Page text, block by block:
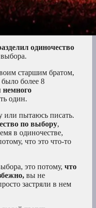
одиночество
старшим братом,
было более 8
немного
один.
или пытаюсь писать.
по выбору,
в одиночестве,
что это что-то
это потому, что
вы не
застряли в нем